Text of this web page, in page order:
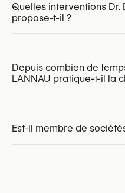
Quelles interventions Dr.
propose-t-il ?
Liposuccion
Augmentation
Depuis combien de
LANNAU pratique-t-il la
Est-il membre de